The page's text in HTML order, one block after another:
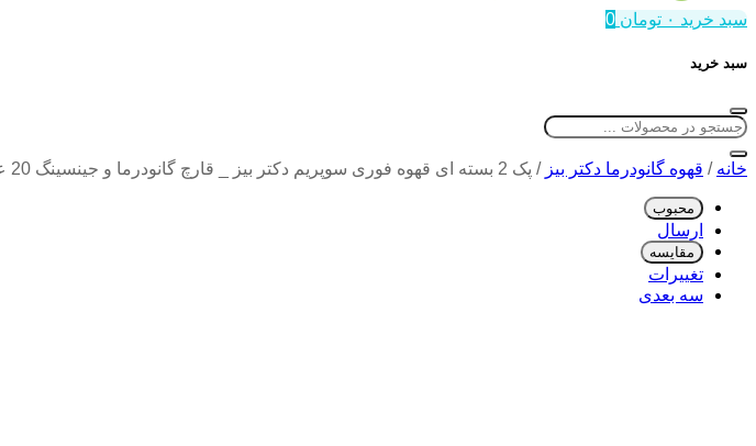
سبد خرید ۰ تومان 0
سبد خرید
خانه / قهوه گانودرما دکتر بیز / پک 2 بسته ای قهوه فوری سوپریم دکتر بیز _ قارچ گانودرما و جینسینگ 20 عددی
محبوب
ارسال
مقایسه
تغییرات
سه بعدی